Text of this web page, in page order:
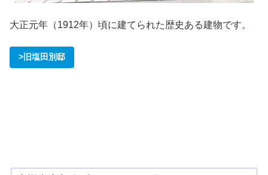
大正元年（1912年）頃に建てられた歴史ある建物です。
>旧塩田別邸